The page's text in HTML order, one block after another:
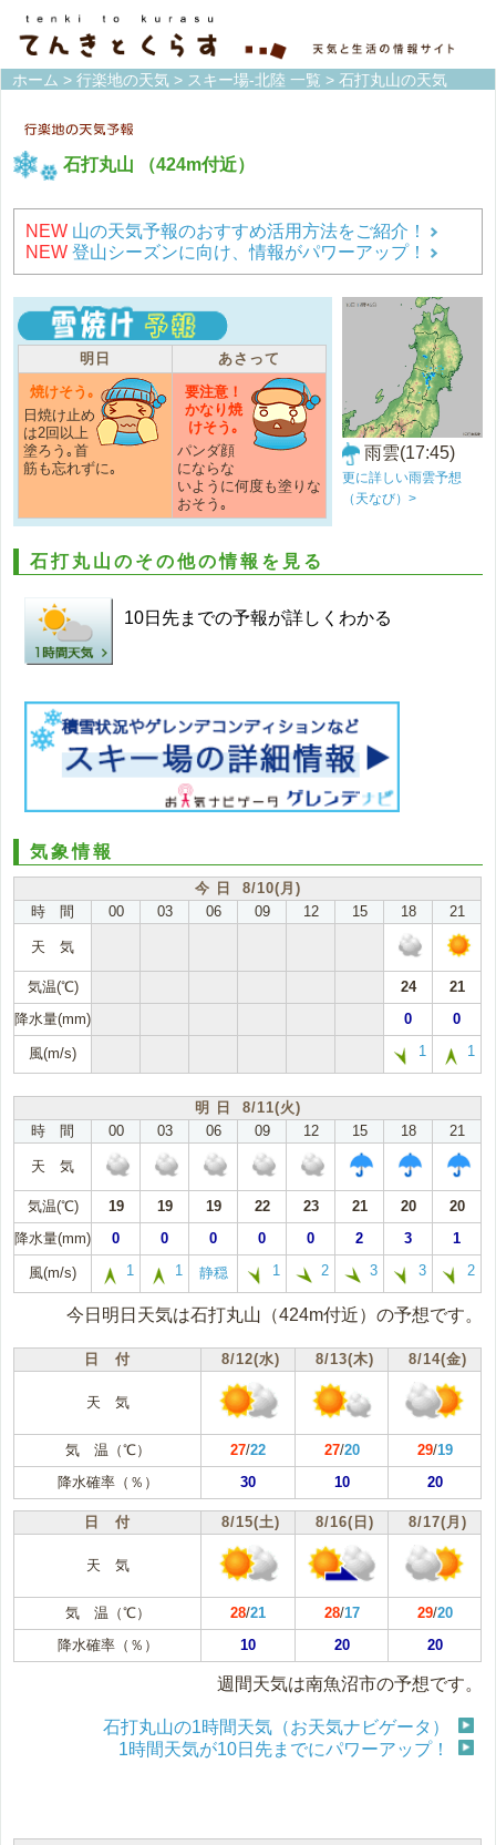
ホーム > 行楽地の天気 > スキー場-北陸 一覧 > 石打丸山の天気
石打丸山 （424m付近）
NEW 山の天気予報のおすすめ活用方法をご紹介！
NEW 登山シーズンに向け、情報がパワーアップ！
明日
あさって
焼けそう｡
日焼け止め
は2回以上
塗ろう｡首
筋も忘れずに｡
要注意！
かなり焼
けそう｡
パンダ顔
にならな
いように何度も塗りな
おそう｡
雨雲(17:45)
更に詳しい雨雲予想
（天なび）>
石打丸山のその他の情報を見る
10日先までの予報が詳しくわかる
気象情報
今 日 8/10(月)
時 間
00 03 06 09 12 15 18 21
天 気
気温(℃) 24
21
降水量(mm)
0 0
風(m/s) 1 1
明 日 8/11(火)
時 間
00 03 06 09 12 15 18 21
天 気
気温(℃) 19 19 19 22 23 21 20
20
降水量(mm)
0 0 0 0 0 2 3 1
風(m/s) 1 1 静穏 1 2 3 3 2
今日明日天気は石打丸山（424m付近）の予想です。
日 付 8/12(水) 8/13(木) 8/14(金)
天 気
気 温（℃） 27/22 27/20 29/19
降水確率（％）
30 10 20
日 付 8/15(土) 8/16(日) 8/17(月)
天 気
気 温（℃） 28/21 28/17 29/20
降水確率（％）
10 20 20
週間天気は南魚沼市の予想です。
石打丸山の1時間天気（お天気ナビゲータ）
1時間天気が10日先までにパワーアップ！